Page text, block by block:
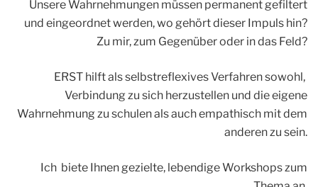
Unsere Wahrnehmungen müssen permanent gefiltert
und eingeordnet werden, wo gehört dieser Impuls hin?
Zu mir, zum Gegenüber oder in das Feld?
ERST hilft als selbstreflexives Verfahren sowohl,
Verbindung zu sich herzustellen und die eigene
Wahrnehmung zu schulen als auch empathisch mit dem
anderen zu sein.
Ich biete Ihnen gezielte, lebendige Workshops zum